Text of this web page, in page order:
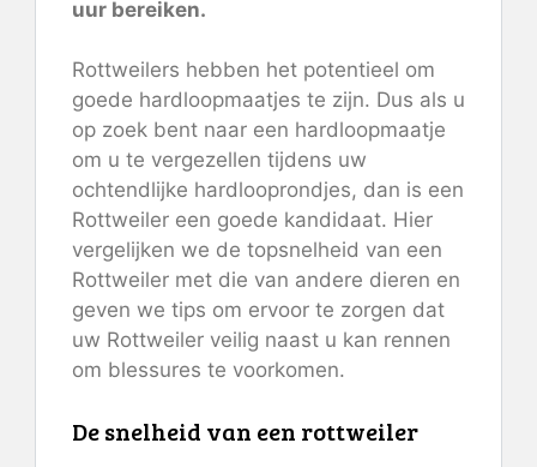
uur bereiken.
Rottweilers hebben het potentieel om
goede hardloopmaatjes te zijn. Dus als u
op zoek bent naar een hardloopmaatje
om u te vergezellen tijdens uw
ochtendlijke hardlooprondjes, dan is een
Rottweiler een goede kandidaat. Hier
vergelijken we de topsnelheid van een
Rottweiler met die van andere dieren en
geven we tips om ervoor te zorgen dat
uw Rottweiler veilig naast u kan rennen
om blessures te voorkomen.
De snelheid van een rottweiler